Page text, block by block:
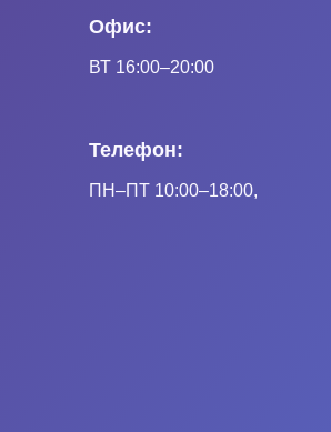
Офис:
Телефон:
ВТ 16:00–20:00
ПН–ПТ 10:00–18:00,